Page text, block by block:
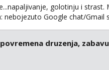
golotinju i strast.
Google chat/Gmail
druzenja,